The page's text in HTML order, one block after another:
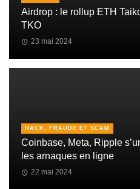
Airdrop : le rollup ETH
TKO
23 mai 2024
HACK, FRAUDE ET SCAM
Coinbase, Meta, Ripple
les arnaques en ligne
22 mai 2024